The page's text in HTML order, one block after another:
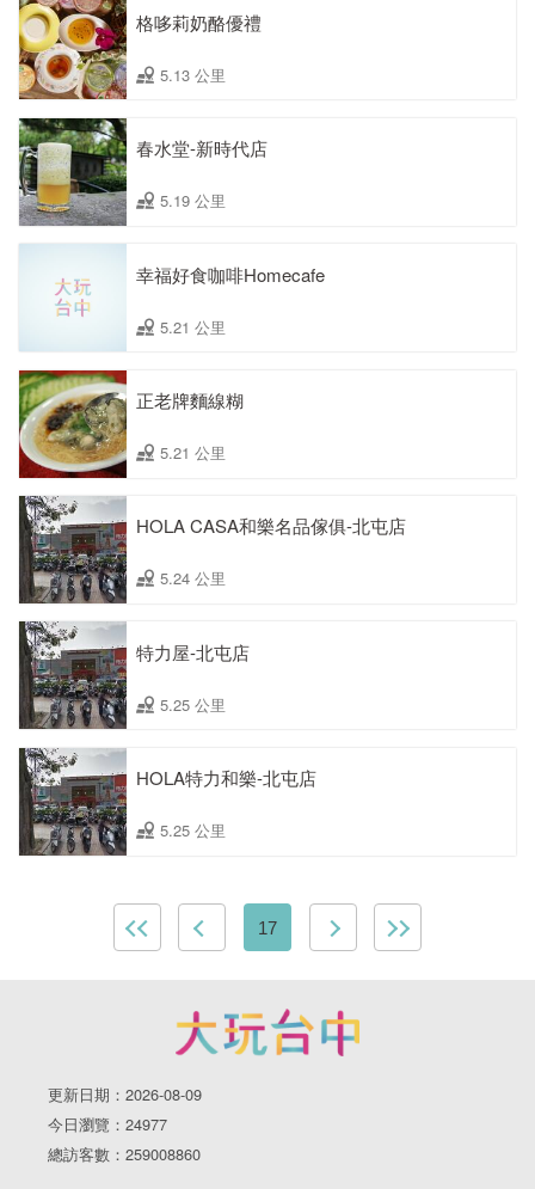
格哆莉奶酪優禮
5.13 公里
春水堂-新時代店
5.19 公里
幸福好食咖啡Homecafe
5.21 公里
正老牌麵線糊
5.21 公里
HOLA CASA和樂名品傢俱-北屯店
5.24 公里
特力屋-北屯店
5.25 公里
HOLA特力和樂-北屯店
5.25 公里
17
更新日期：2026-08-09
今日瀏覽：24977
總訪客數：259008860